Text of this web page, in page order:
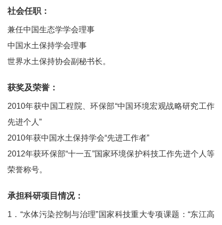
社会任职：
兼任中国生态学学会理事
中国水土保持学会理事
世界水土保持协会副秘书长。
获奖及荣誉：
2010年获中国工程院、环保部“中国环境宏观战略研究工作
先进个人”
2010年获中国水土保持学会“先进工作者”
2012年获环保部“十一五”国家环境保护科技工作先进个人等
荣誉称号。
承担科研项目情况：
1．“水体污染控制与治理”国家科技重大专项课题：“东江高